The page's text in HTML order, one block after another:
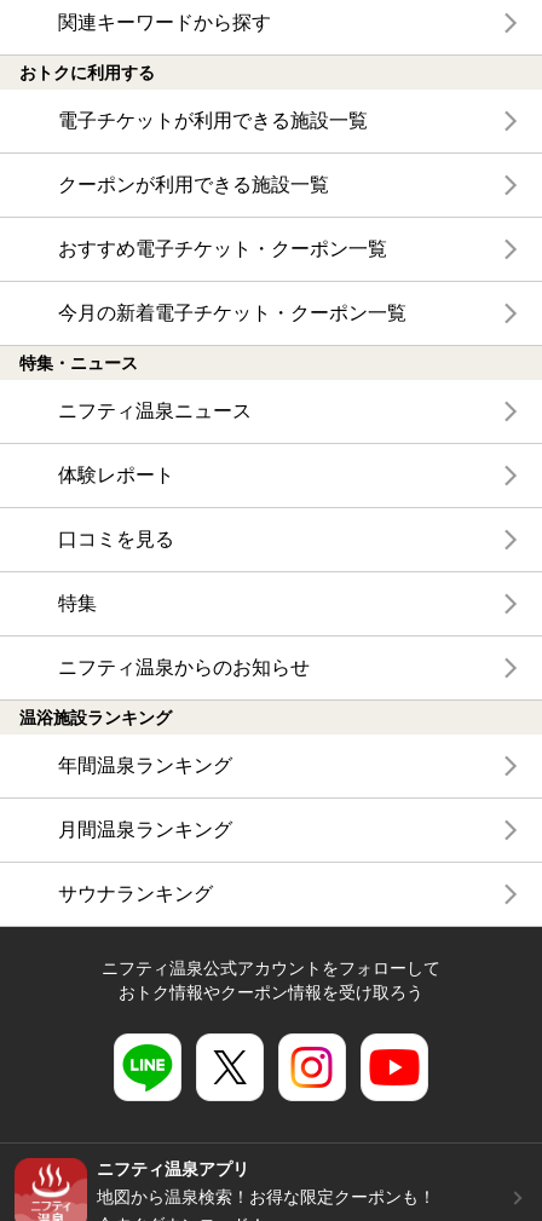
関連キーワードから探す
おトクに利用する
電子チケットが利用できる施設一覧
クーポンが利用できる施設一覧
おすすめ電子チケット・クーポン一覧
今月の新着電子チケット・クーポン一覧
特集・ニュース
ニフティ温泉ニュース
体験レポート
口コミを見る
特集
ニフティ温泉からのお知らせ
温浴施設ランキング
年間温泉ランキング
月間温泉ランキング
サウナランキング
ニフティ温泉公式アカウントをフォローして
おトク情報やクーポン情報を受け取ろう
ニフティ温泉アプリ
地図から温泉検索！お得な限定クーポンも！